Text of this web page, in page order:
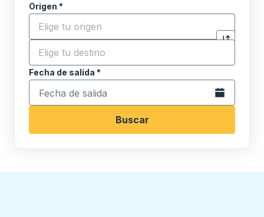
Origen *
Comience a escribir la ciudad de origen para abrir
Haga clic
Destino *
Comience a escribir la ciudad de destino para abrir
Fecha de salida *
Escriba la fecha en formato de fecha Barra diagonal
Abra el
Buscar